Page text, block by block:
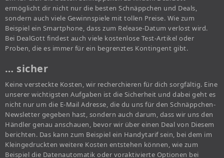
ermöglicht dir nicht nur die besten Schnäppchen und Deals,
sondern auch viele Gewinnspiele mit tollen Preise. Wie zum
Beispiel ein Smartphone, dass zum Release-Datum verlost wird.
Bei DealGott findest auch viele kostenlose Test-Artikel oder
Proben, die es immer für ein begrenztes Kontingent gibt.
… sicher
Keine versteckte Kosten, wir recherchieren für dich sorgfältig. Eine
unserer wichtigsten Aufgaben ist die Sicherheit und dabei geht es
nicht nur um die E-Mail Adresse, die du uns für den Schnäppchen-
Newsletter gegeben hast, sondern auch darum, dass wir uns den
Händler genau anschauen, bevor wir über einen Deal von Diesem
berichten. Das kann zum Beispiel ein Handytarif sein, bei dem im
Kleingedruckten weitere Kosten entstehen können, wie zum
Beispiel die Datenautomatik oder voraktivierte Optionen bei